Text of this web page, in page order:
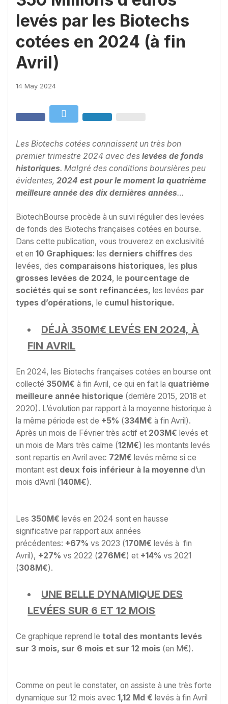
levés par les Biotechs
cotées en 2024 (à fin
Avril)
14 May 2024
Les Biotechs cotées connaissent un très bon
premier trimestre 2024 avec des levées de fonds
historiques. Malgré des conditions boursières peu
évidentes, 2024 est pour le moment la quatrième
meilleure année des dix dernières années…
BiotechBourse procède à un suivi régulier des levées
de fonds des Biotechs françaises cotées en bourse.
Dans cette publication, vous trouverez en exclusivité
et en 10 Graphiques: les derniers chiffres des
levées, des comparaisons historiques, les plus
grosses levées de 2024, le pourcentage de
sociétés qui se sont refinancées, les levées par
types d’opérations, le cumul historique.
DÉJÀ 350M€ LEVÉS EN 2024, À
FIN AVRIL
En 2024, les Biotechs françaises cotées en bourse ont
collecté 350M€ à fin Avril, ce qui en fait la quatrième
meilleure année historique (derrière 2015, 2018 et
2020). L’évolution par rapport à la moyenne historique à
la même période est de +5% (334M€ à fin Avril).
Après un mois de Février très actif et 203M€ levés et
un mois de Mars très calme (12M€) les montants levés
sont repartis en Avril avec 72M€ levés même si ce
montant est deux fois inférieur à la moyenne d’un
mois d’Avril (140M€).
Les 350M€ levés en 2024 sont en hausse
significative par rapport aux années
précédentes: +67% vs 2023 (170M€ levés à fin
Avril), +27% vs 2022 (276M€) et +14% vs 2021
(308M€).
UNE BELLE DYNAMIQUE DES
LEVÉES SUR 6 ET 12 MOIS
Ce graphique reprend le total des montants levés
sur 3 mois, sur 6 mois et sur 12 mois (en M€).
Comme on peut le constater, on assiste à une très forte
dynamique sur 12 mois avec 1,12 Md € levés à fin Avril